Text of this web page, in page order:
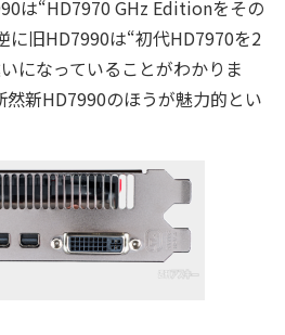
は“HD7970 GHz Editionをその
に旧HD7990は“初代HD7970を2
になっていることがわかりま
然新HD7990のほうが魅力的とい